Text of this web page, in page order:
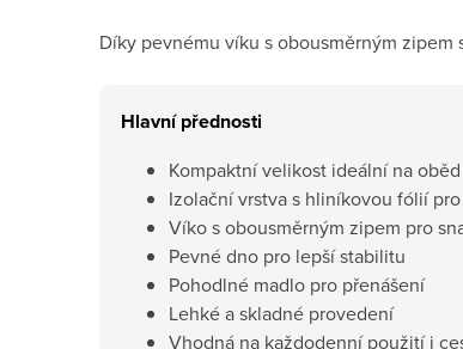
Díky pevnému víku s obousměrným
Hlavní přednosti
Kompaktní velikost ideální na
Izolační vrstva s hliníkovou fólií
Víko s obousměrným zipem pro
Pevné dno pro lepší stabilitu
Pohodlné madlo pro přenášení
Lehké a skladné provedení
Vhodná na každodenní použití i